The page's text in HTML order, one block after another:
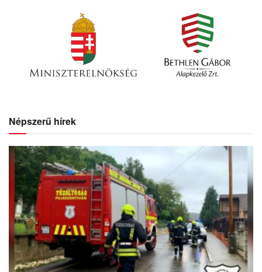
Népszerű hírek